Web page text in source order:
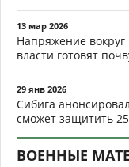
13 мар 2026
Напряжение
власти готовят
29 янв 2026
Сибига
сможет защитить
ВОЕННЫЕ